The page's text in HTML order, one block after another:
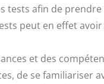
afin de
peut en effet
et des
de se familiariser